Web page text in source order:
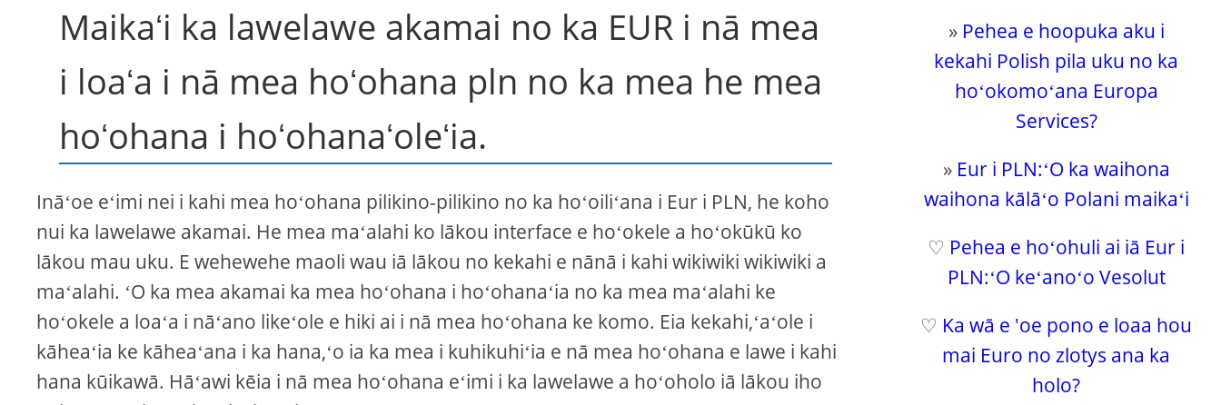
Maikaʻi ka lawelawe akamai no ka EUR i nā mea
i loaʻa i nā mea hoʻohana pln no ka mea he mea
hoʻohana i hoʻohanaʻoleʻia.
Ināʻoe eʻimi nei i kahi mea hoʻohana pilikino-pilikino no ka hoʻoiliʻana i Eur i PLN, he koho
nui ka lawelawe akamai. He mea maʻalahi ko lākou interface e hoʻokele a hoʻokūkū ko
lākou mau uku. E wehewehe maoli wau iā lākou no kekahi e nānā i kahi wikiwiki wikiwiki a
maʻalahi. ʻO ka mea akamai ka mea hoʻohana i hoʻohanaʻia no ka mea maʻalahi ke
hoʻokele a loaʻa i nāʻano likeʻole e hiki ai i nā mea hoʻohana ke komo. Eia kekahi,ʻaʻole i
kāheaʻia ke kāheaʻana i ka hana,ʻo ia ka mea i kuhikuhiʻia e nā mea hoʻohana e lawe i kahi
hana kūikawā. Hāʻawi kēia i nā mea hoʻohana eʻimi i ka lawelawe a hoʻoholo iā lākou iho
» Pehea e hoopuka aku i
kekahi Polish pila uku no ka
hoʻokomoʻana Europa
Services?
» Eur i PLN:ʻO ka waihona
waihona kālāʻo Polani maikaʻi
♡ Pehea e hoʻohuli ai iā Eur i
PLN:ʻO keʻanoʻo Vesolut
♡ Ka wā e 'oe pono e loaa hou
mai Euro no zlotys ana ka
holo?